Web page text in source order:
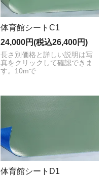
体育館シートC1
24,000円(税込26,400円)
長さ別価格と詳しい説明は写
真をクリックして確認できま
す。10mで
体育館シートD1